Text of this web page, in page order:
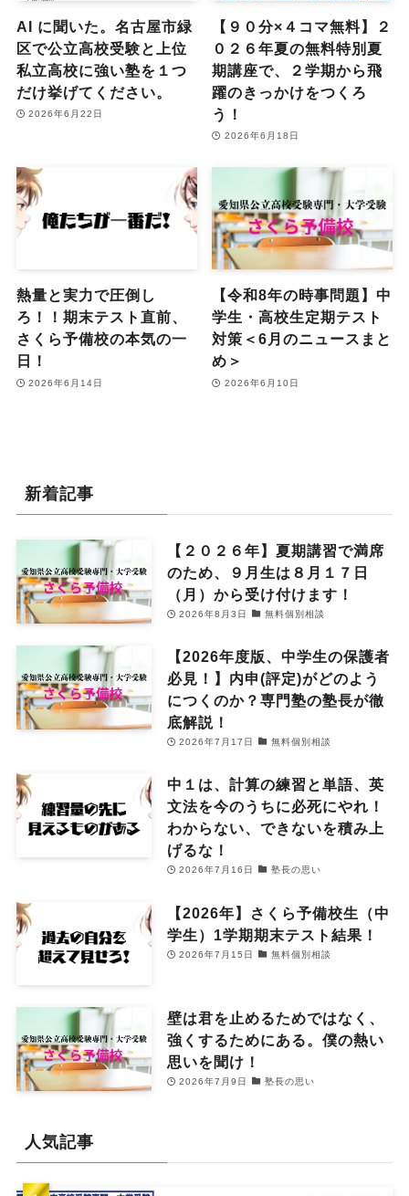
AI に聞いた。名古屋市緑
区で公立高校受験と上位
私立高校に強い塾を１つ
だけ挙げてください。
2026年6月22日
【９０分×４コマ無料】２
０２６年夏の無料特別夏
期講座で、２学期から飛
躍のきっかけをつくろ
う！
2026年6月18日
熱量と実力で圧倒し
ろ！！期末テスト直前、
さくら予備校の本気の一
日！
2026年6月14日
【令和8年の時事問題】中
学生・高校生定期テスト
対策＜6月のニュースまと
め＞
2026年6月10日
新着記事
【２０２６年】夏期講習で満席
のため、９月生は８月１７日
（月）から受け付けます！
2026年8月3日 無料個別相談
【2026年度版、中学生の保護者
必見！】内申(評定)がどのよう
につくのか？専門塾の塾長が徹
底解説！
2026年7月17日 無料個別相談
中１は、計算の練習と単語、英
文法を今のうちに必死にやれ！
わからない、できないを積み上
げるな！
2026年7月16日 塾長の思い
【2026年】さくら予備校生（中
学生）1学期期末テスト結果！
2026年7月15日 無料個別相談
壁は君を止めるためではなく、
強くするためにある。僕の熱い
思いを聞け！
2026年7月9日 塾長の思い
人気記事